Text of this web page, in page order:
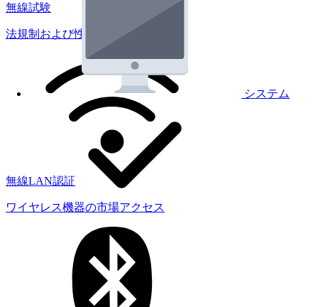
システム
無線試験
法規制および性能試験
無線LAN認証
ワイヤレス機器の市場アクセス